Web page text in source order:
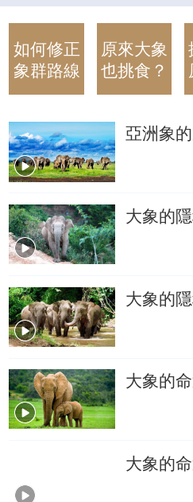
如何修正
象群路線
原來大象
也挑食？
亞洲象
大象的
大象的
大象的命
大象的命